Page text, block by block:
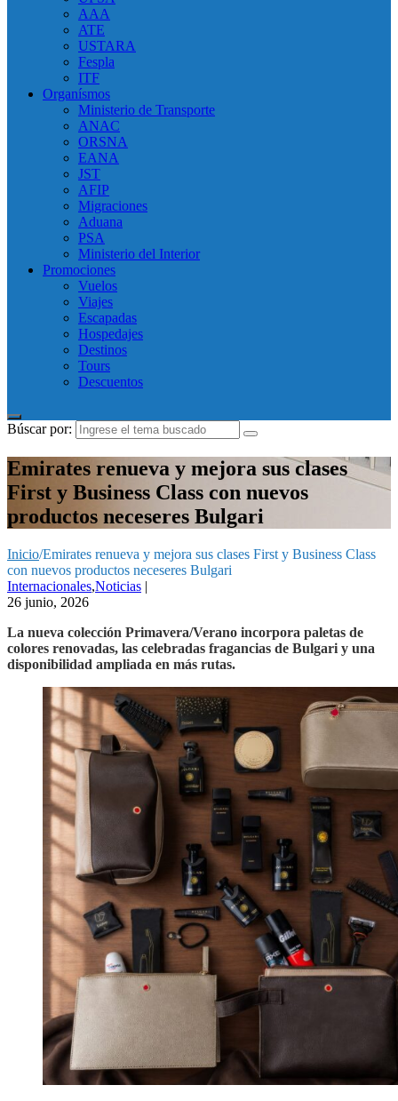
AAA
ATE
USTARA
Fespla
ITF
Organísmos
Ministerio de Transporte
ANAC
ORSNA
EANA
JST
AFIP
Migraciones
Aduana
PSA
Ministerio del Interior
Promociones
Vuelos
Viajes
Escapadas
Hospedajes
Destinos
Tours
Descuentos
Búscar por:
Emirates renueva y mejora sus clases
First y Business Class con nuevos
productos neceseres Bulgari
Inicio/Emirates renueva y mejora sus clases First y Business Class
con nuevos productos neceseres Bulgari
Internacionales,Noticias |
26 junio, 2026
La nueva colección Primavera/Verano incorpora paletas de
colores renovadas, las celebradas fragancias de Bulgari y una
disponibilidad ampliada en más rutas.